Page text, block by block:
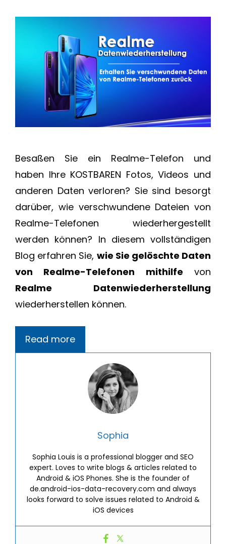
Besaßen Sie ein Realme-Telefon und
haben Ihre KOSTBAREN Fotos, Videos und
anderen Daten verloren? Sie sind besorgt
darüber, wie verschwundene Dateien von
Realme-Telefonen wiederhergestellt
werden können? In diesem vollständigen
Blog erfahren Sie, wie Sie gelöschte Daten
von Realme-Telefonen mithilfe von
Realme Datenwiederherstellung
wiederherstellen können.
Read more
Sophia
Sophia Louis is a professional blogger and SEO
expert. Loves to write blogs & articles related to
Android & iOS Phones. She is the founder of
de.android-ios-data-recovery.com and always
looks forward to solve issues related to Android &
iOS devices